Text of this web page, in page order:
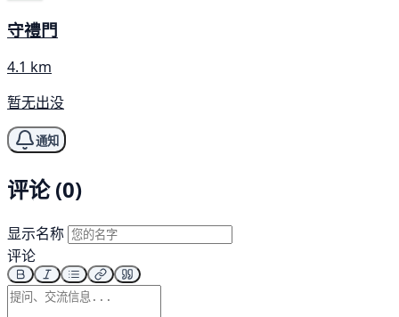
守禮門
4.1 km
暂无出没
通知
评论 (0)
显示名称
评论